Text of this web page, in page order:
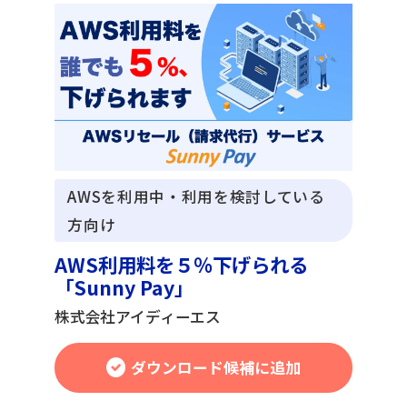
AWSを利用中・利用を検討している
方向け
AWS利用料を５％下げられる
「Sunny Pay」
株式会社アイディーエス
ダウンロード候補に追加